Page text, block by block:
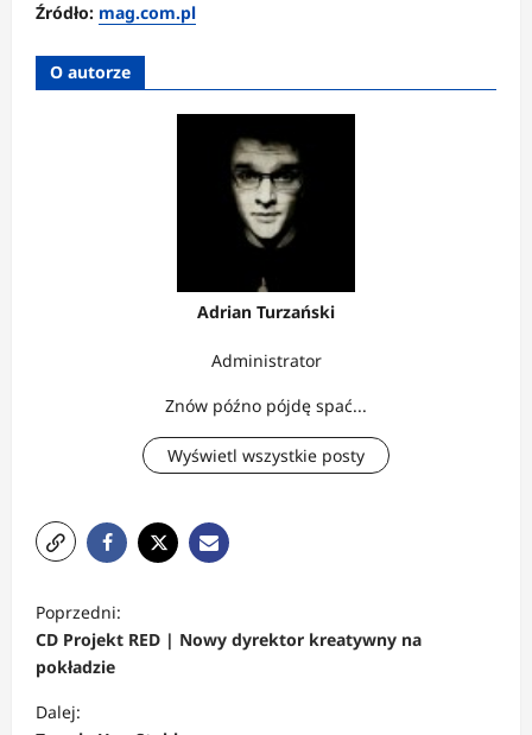
Źródło: mag.com.pl
O autorze
Adrian Turzański
Administrator
Znów późno pójdę spać...
Wyświetl wszystkie posty
o
b
a
Poprzedni:
CD Projekt RED | Nowy dyrektor kreatywny na
pokładzie
Dalej: